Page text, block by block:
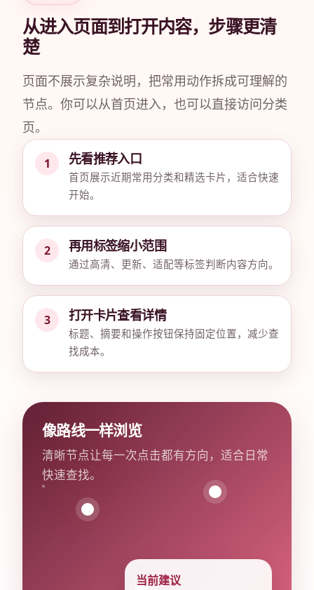
从进入页面到打开内容，步骤更清
楚
页面不展示复杂说明，把常用动作拆成可理解的
节点。你可以从首页进入，也可以直接访问分类
页。
先看推荐入口
首页展示近期常用分类和精选卡片，适合快速
开始。
再用标签缩小范围
通过高清、更新、适配等标签判断内容方向。
打开卡片查看详情
标题、摘要和操作按钮保持固定位置，减少查
找成本。
像路线一样浏览
清晰节点让每一次点击都有方向，适合日常
快速查找。
当前建议